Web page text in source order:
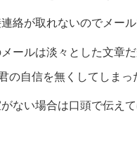
連絡が取れないのでメー
ールは淡々とした文章
の自信を無くしてしまっ
がない場合は口頭で伝え